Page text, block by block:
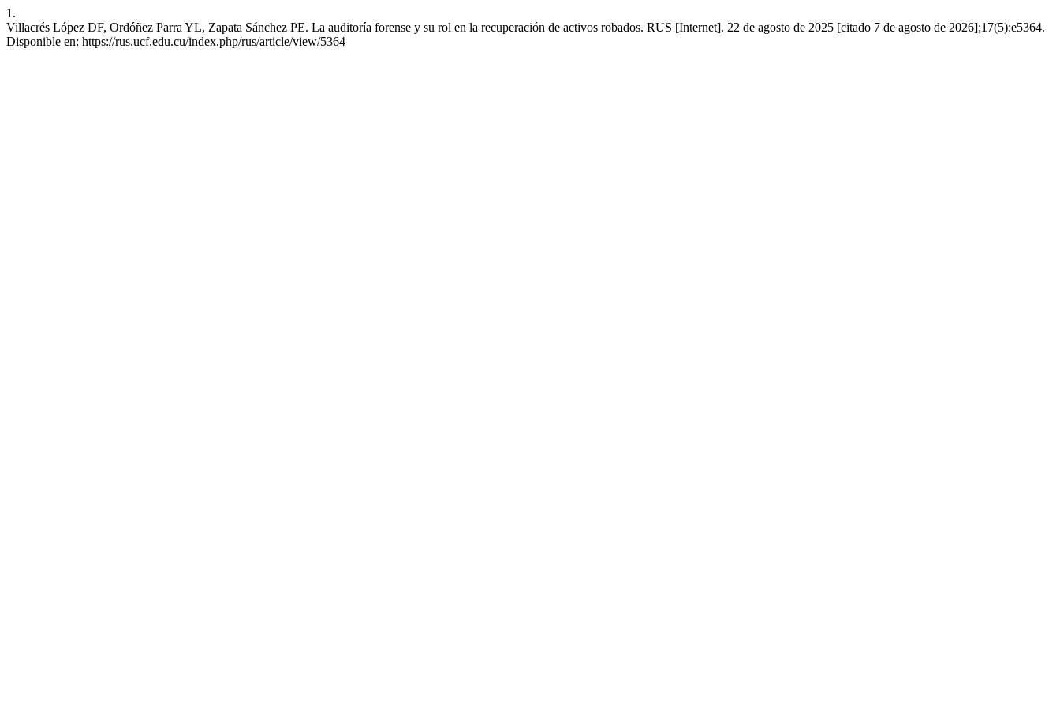
1.
Villacrés López DF, Ordóñez Parra YL, Zapata Sánchez PE. La auditoría forense y su rol en la recuperación de activos robados. RUS [Internet]. 22 de agosto de 2025 [citado 7 de agosto de 2026];17(5):e5364.
Disponible en: https://rus.ucf.edu.cu/index.php/rus/article/view/5364